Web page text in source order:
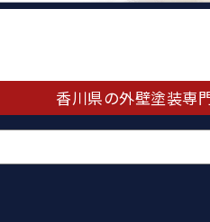
香川県の外壁塗装専